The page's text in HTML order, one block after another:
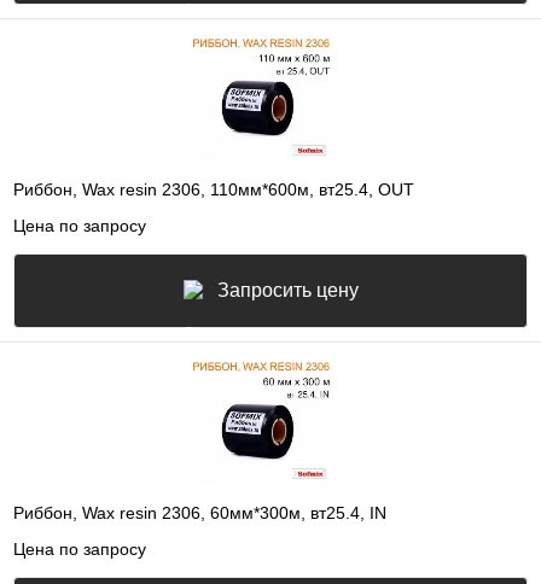
Риббон, Wax resin 2306, 110мм*600м, вт25.4, OUT
Цена по запросу
Запросить цену
Риббон, Wax resin 2306, 60мм*300м, вт25.4, IN
Цена по запросу